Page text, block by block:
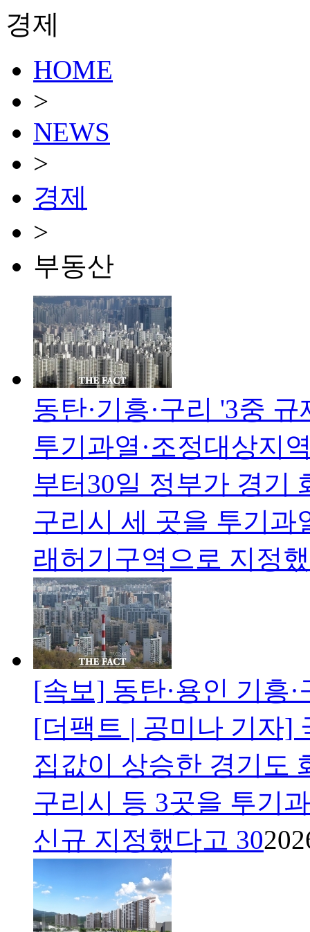
경제
HOME
>
NEWS
>
경제
>
부동산
동탄·기흥·구리 '3중
투기과열·조정대상지
부터30일 정부가 경기
구리시 세 곳을 투기과
래허기구역으로 지정
[속보] 동탄·용인 기흥
[더팩트 | 공미나 기자]
집값이 상승한 경기도
구리시 등 3곳을 투기
신규 지정했다고 30